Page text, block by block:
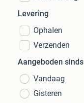
Levering
Ophalen
Verzenden
Aangeboden sinds
Vandaag
Gisteren